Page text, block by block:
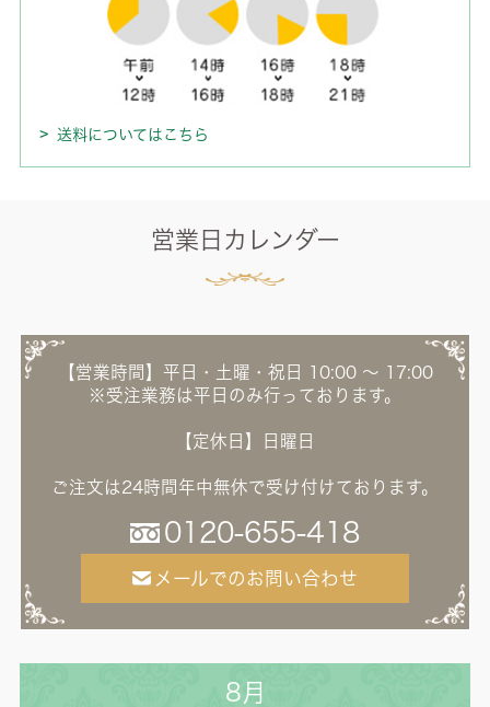
送料についてはこちら
営業日カレンダー
【営業時間】平日・土曜・祝日 10:00 ～ 17:00
※受注業務は平日のみ行っております。
【定休日】日曜日
ご注文は24時間年中無休で受け付けております。
0120-655-418
メールでのお問い合わせ
8月